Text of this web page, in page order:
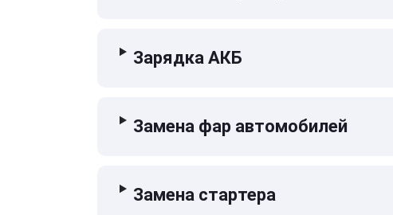
Зарядка АКБ
Замена фар автомобилей
Замена стартера